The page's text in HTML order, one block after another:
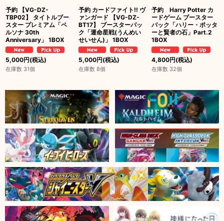
予約 【VG-DZ-
TBP02】 タイトルブー
スター プレミアム「ペ
ルソナ 30th
Anniversary」 1BOX
5,000円(税込)
在庫数 31個
予約 カードファイト!! ヴ
ァンガード 【VG-DZ-
BT17】 ブースターパッ
ク「運命星戦(うんめい
せいせん)」 1BOX
5,000円(税込)
在庫数 8個
予約 Harry Potter カ
ードゲーム ブースター
パック「ハリー・ポッタ
ーと賢者の石」Part.2
1BOX
4,800円(税込)
在庫数 32個